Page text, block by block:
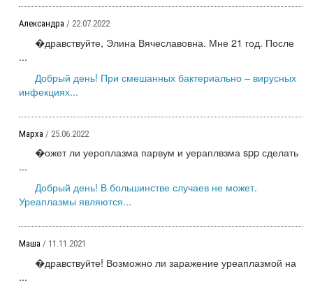
Александра / 22.07.2022
�дравствуйте, Элина Вячеславовна. Мне 21 год. После
...
Добрый день! При смешанных бактериально – вирусных
инфекциях...
Марха / 25.06.2022
�ожет ли уероплазма парвум и уераплвзма spp сделать
...
Добрый день! В большинстве случаев не может.
Уреаплазмы являются...
Маша / 11.11.2021
�дравствуйте! Возможно ли заражение уреаплазмой на
...